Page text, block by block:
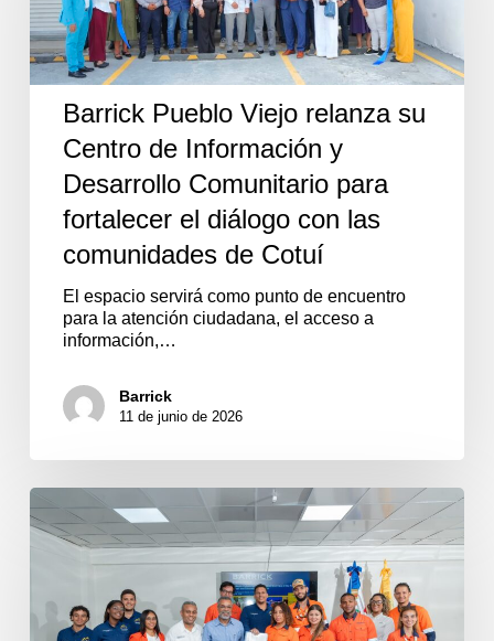
Centro
de
Información
Desarrollo
Comunitario
diálogo
Cotuí
Barrick Pueblo Viejo relanza su
Centro de Información y
Desarrollo Comunitario para
fortalecer el diálogo con las
comunidades de Cotuí
El espacio servirá como punto de encuentro
para la atención ciudadana, el acceso a
información,…
Barrick
11 de junio de 2026
Barrick
Pueblo
Viejo
fortalece
práctica